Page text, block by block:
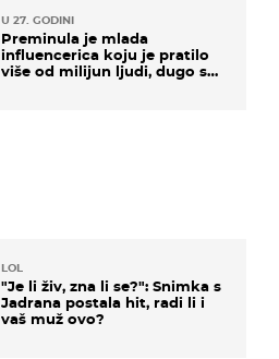
U 27. GODINI
Preminula je mlada
influencerica koju je pratilo
više od milijun ljudi, dugo se
LOL
"Je li živ, zna li se?": Snimka s
Jadrana postala hit, radi li i
vaš muž ovo?